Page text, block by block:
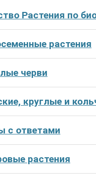
Растения по
растения
черви
круглые и
с ответами
растения